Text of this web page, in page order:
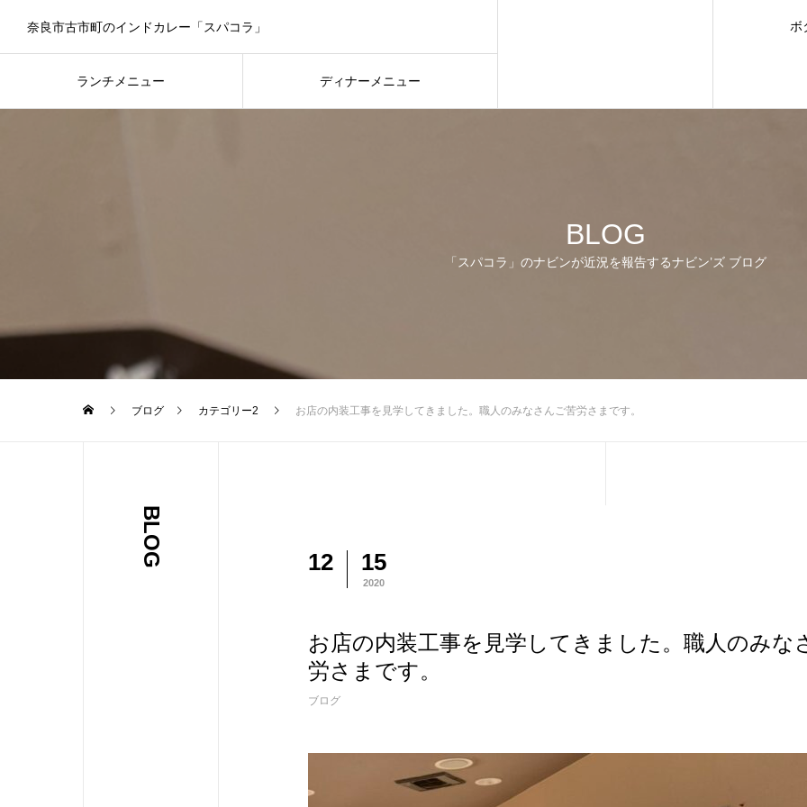
ランチメニュー ディナーメニュー
奈良市古市町のインドカレー「スパコラ」 ボ
BLOG
「スパコラ」のナビンが近況を報告するナビン’ズ ブログ
ブログ カテゴリー2 お店の内装工事を見学してきました。職人のみなさんご苦労さまです。
BLOG 12 15
2020
お店の内装工事を見学してきました。職人のみな
労さまです。
ブログ